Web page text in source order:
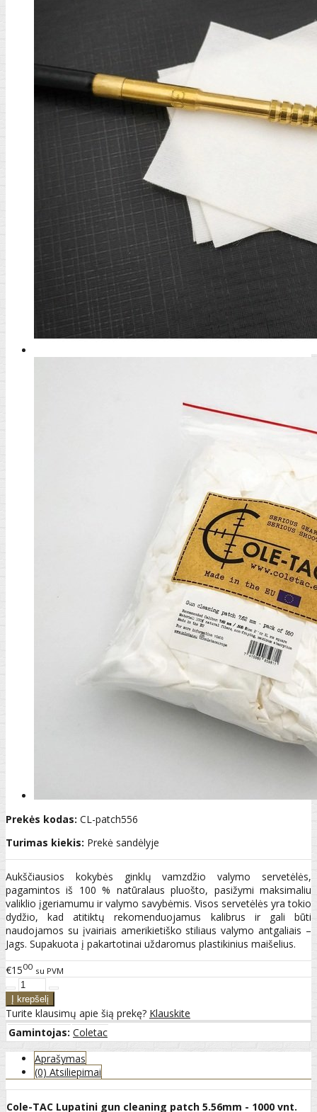
Prekės kodas: CL-patch556
Turimas kiekis: Prekė sandėlyje
Aukščiausios kokybės ginklų vamzdžio valymo servetėlės,
pagamintos iš 100 % natūralaus pluošto, pasižymi maksimaliu
valiklio įgeriamumu ir valymo savybėmis. Visos servetėlės yra tokio
dydžio, kad atitiktų rekomenduojamus kalibrus ir gali būti
naudojamos su įvairiais amerikietiško stiliaus valymo antgaliais –
Jags. Supakuota į pakartotinai uždaromus plastikinius maišelius.
€1500 su PVM
Turite klausimų apie šią prekę? Klauskite
Gamintojas: Coletac
Aprašymas
(0) Atsiliepimai
Cole-TAC Lupatini gun cleaning patch 5.56mm - 1000 vnt.